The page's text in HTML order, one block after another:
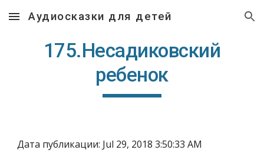
Skip to main content Skip to navigation
Аудиосказки для детей
175.Несадиковский
ребенок
Дата публикации: Jul 29, 2018 3:50:33 AM